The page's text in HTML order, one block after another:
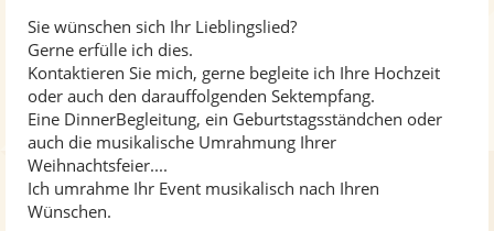
Für immer ab jetzt
Dein ist mein ganzes Herz
Amazed - Lonestar
"Funkelperlenaugen"
There is love (The wedding song)
Sag es laut
"Das Beste" Silbermond
Sie wünschen sich Ihr Lieblingslied?
Gerne erfülle ich dies.
Kontaktieren Sie mich, gerne begleite ich Ihre Hochzeit
oder auch den darauffolgenden Sektempfang.
Eine DinnerBegleitung, ein Geburtstagsständchen oder
auch die musikalische Umrahmung Ihrer
Weihnachtsfeier....
Ich umrahme Ihr Event musikalisch nach Ihren
Wünschen.